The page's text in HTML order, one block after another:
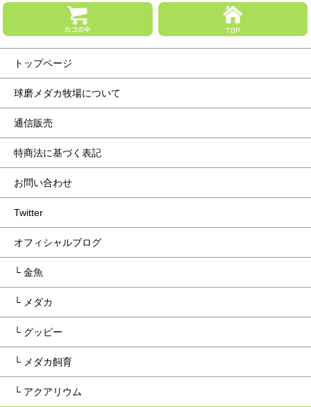
トップページ
球磨メダカ牧場について
通信販売
特商法に基づく表記
お問い合わせ
Twitter
オフィシャルブログ
└ 金魚
└ メダカ
└ グッピー
└ メダカ飼育
└ アクアリウム